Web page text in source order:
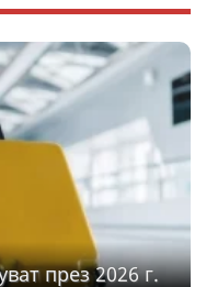
през 2026 г.